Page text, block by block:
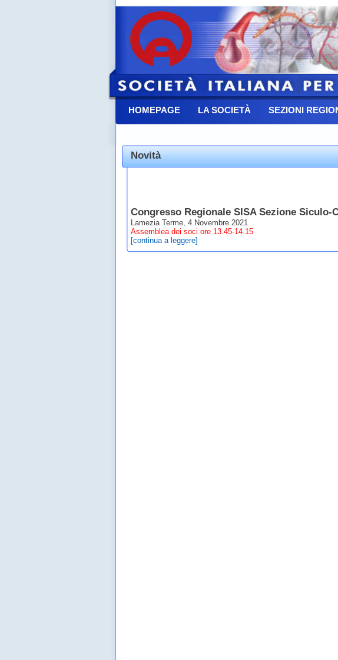
HOMEPAGE LA SOCIETÀ SEZIONI
Novità
Congresso Regionale SISA Sezione Siculo-
Lamezia Terme, 4 Novembre 2021
Assemblea dei soci ore 13.45-14.15
[continua a leggere]